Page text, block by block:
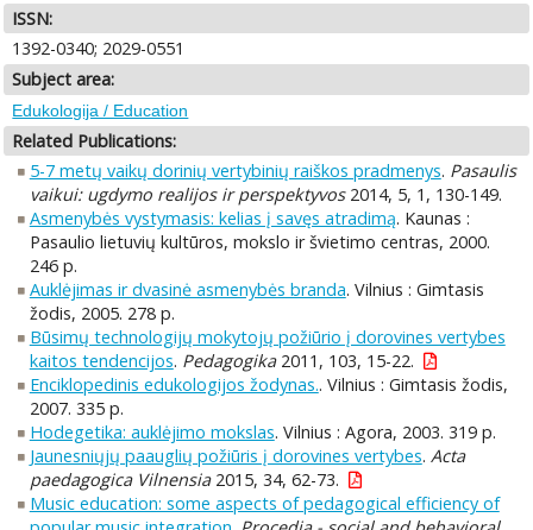
ISSN:
1392-0340; 2029-0551
Subject area:
Edukologija / Education
Related Publications:
5-7 metų vaikų dorinių vertybinių raiškos pradmenys. Pasaulis
vaikui: ugdymo realijos ir perspektyvos2014, 5, 1, 130-149.
Asmenybės vystymasis: kelias į savęs atradimą. Kaunas :
Pasaulio lietuvių kultūros, mokslo ir švietimo centras, 2000.
246 p.
Auklėjimas ir dvasinė asmenybės branda. Vilnius : Gimtasis
žodis, 2005. 278 p.
Būsimų technologijų mokytojų požiūrio į dorovines vertybes
kaitos tendencijos. Pedagogika2011, 103, 15-22.
Enciklopedinis edukologijos žodynas.. Vilnius : Gimtasis žodis,
2007. 335 p.
Hodegetika: auklėjimo mokslas. Vilnius : Agora, 2003. 319 p.
Jaunesniųjų paauglių požiūris į dorovines vertybes. Acta
paedagogica Vilnensia2015, 34, 62-73.
Music education: some aspects of pedagogical efficiency of